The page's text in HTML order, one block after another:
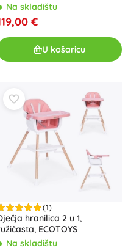
Na skladištu
€
U košaricu
(1)
hranilica 2 u 1,
ECOTOYS
Na skladištu